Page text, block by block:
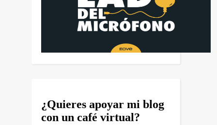
¿Quieres apoyar mi blog
con un café virtual?